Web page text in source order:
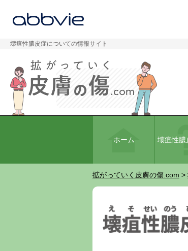
壊疽性膿皮症についての情報サイト
ホーム 壊疽性膿
拡がっていく皮膚の傷.com >